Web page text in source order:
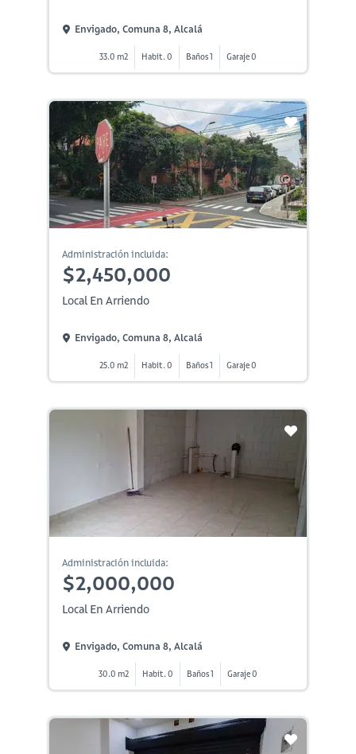
Envigado, Comuna 8, Alcalá
33.0 m2 Habit. 0 Baños 1 Garaje 0
Administración incluida:
$2,450,000
Local En Arriendo
Envigado, Comuna 8, Alcalá
25.0 m2 Habit. 0 Baños 1 Garaje 0
Administración incluida:
$2,000,000
Local En Arriendo
Envigado, Comuna 8, Alcalá
30.0 m2 Habit. 0 Baños 1 Garaje 0